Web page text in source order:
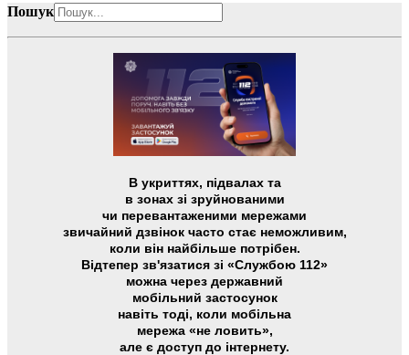
Пошук
В укриттях, підвалах та
в зонах зі зруйнованими
чи перевантаженими мережами
звичайний дзвінок часто стає неможливим,
коли він найбільше потрібен.
Відтепер зв'язатися зі «Службою 112»
можна через державний
мобільний застосунок
навіть тоді, коли мобільна
мережа «не ловить»,
але є доступ до інтернету.